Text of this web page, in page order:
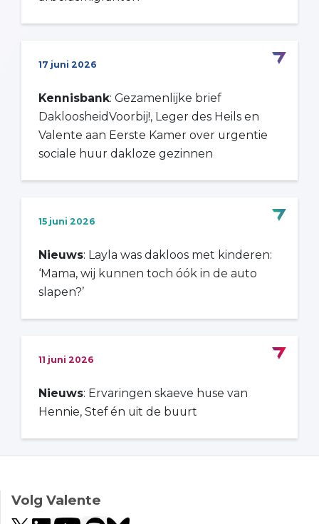
17 juni 2026
Kennisbank: Gezamenlijke brief
DakloosheidVoorbij!, Leger des Heils en
Valente aan Eerste Kamer over urgentie
sociale huur dakloze gezinnen
15 juni 2026
Nieuws: Layla was dakloos met kinderen:
‘Mama, wij kunnen toch óók in de auto
slapen?’
11 juni 2026
Nieuws: Ervaringen skaeve huse van
Hennie, Stef én uit de buurt
Volg Valente